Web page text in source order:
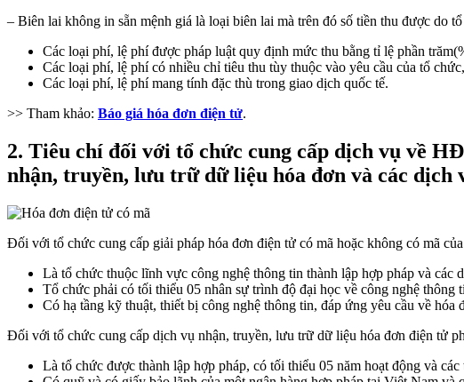
– Biên lai không in sẵn mệnh giá là loại biên lai mà trên đó số tiền thu được do
Các loại phí, lệ phí được pháp luật quy định mức thu bằng tỉ lệ phần
Các loại phí, lệ phí có nhiều chỉ tiêu thu tùy thuộc vào yêu cầu của tổ
Các loại phí, lệ phí mang tính đặc thù trong giao dịch quốc tế.
>> Tham khảo: Báo giá hóa đơn điện tử.
2. Tiêu chí đối với tổ chức cung cấp dịch vụ về
nhận, truyền, lưu trữ dữ liệu hóa đơn và các dịch
Đối với tổ chức cung cấp giải pháp hóa đơn điện tử có mã hoặc không có mã
Là tổ chức thuộc lĩnh vực công nghệ thông tin thành lập hợp pháp và
Tổ chức phải có tối thiểu 05 nhân sự trình độ đại học về công nghệ thông
Có hạ tầng kỹ thuật, thiết bị công nghệ thông tin, đáp ứng yêu cầu về hóa
Đối với tổ chức cung cấp dịch vụ nhận, truyền, lưu trữ dữ liệu hóa đơn điện tử
Là tổ chức được thành lập hợp pháp, có tối thiểu 05 năm hoạt động và